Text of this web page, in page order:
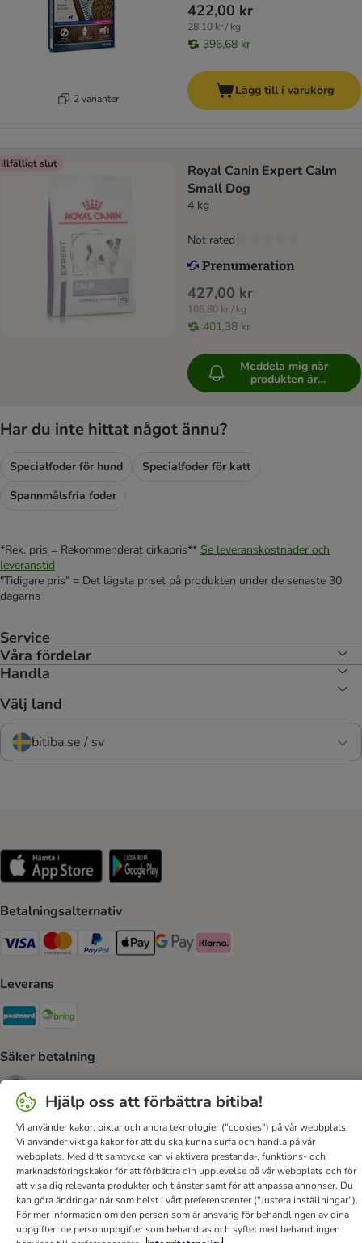
2 varianter
422,00 kr
28,10 kr / kg
396,68 kr
Lägg till i varukorg
slut
Royal Canin Expert Calm
Small Dog
4 kg
427,00 kr
106,80 kr / kg
401,38 kr
Not rated
Meddela mig när
produkten är
tillgänglig
Har du inte hittat något ännu?
Specialfoder för hund
Specialfoder för katt
Spannmålsfria foder
*Rek. pris = Rekommenderat cirkapris** Se leveranskostnader och
leveranstid
"Tidigare pris" = Det lägsta priset på produkten under de senaste 30
dagarna
Service
Våra fördelar
Handla
Välj land
bitiba.se / sv
Betalningsalternativ
VISA Payment Method
Mastercard Payment Method
Paypal Payment Method
Apple Pay Payment Method
Google Pay Payment Method
Klarna Payment Method
Leverans
Postnord Shipping Method
Säker betalning
Security
Hjälp Kontakt Villkor Om företaget
DSA
Sekretesspolicy & Dataskydd
Fraktkostnad & leveranstid
Betalningssätt
Ångerblankett Tillgänglighetspolicy
bitiba GmbH 2026
Hjälp oss att förbättra bitiba!
Vi använder kakor, pixlar och andra teknologier ("cookies") på vår webbplats.
Vi använder viktiga kakor för att du ska kunna surfa och handla på vår
webbplats. Med ditt samtycke kan vi aktivera prestanda-, funktions- och
marknadsföringskakor för att förbättra din upplevelse på vår webbplats och för
att visa dig relevanta produkter och tjänster samt för att anpassa annonser. Du
kan göra ändringar när som helst i vårt preferenscenter ("Justera inställningar").
För mer information om den person som är ansvarig för behandlingen av dina
uppgifter, de personuppgifter som behandlas och syftet med behandlingen